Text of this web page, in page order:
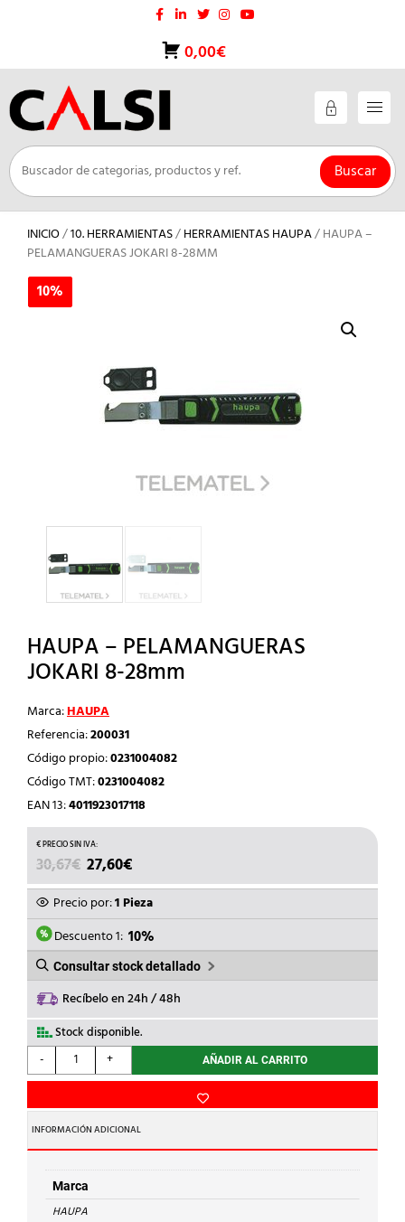
0,00€
Buscar
INICIO/10. HERRAMIENTAS/HERRAMIENTAS HAUPA/ HAUPA –
PELAMANGUERAS JOKARI 8-28MM
10%
HAUPA – PELAMANGUERAS
JOKARI 8-28mm
Marca:HAUPA
Referencia:200031
Código propio:0231004082
Código TMT:0231004082
EAN 13:4011923017118
30,67€ EL
PRECIO
ORIGINAL
ERA:
30,67€.
27,60€
PRECIO
ACTUAL
ES:
27,60€.
Precio por:1 Pieza
Descuento 1: 10%
Consultar stock detallado
Recíbelo en 24h / 48h
Stock disponible.
-
HAUPA
-
JOKARI
8-
28mm
cantidad
+ AÑADIR AL CARRITO
INFORMACIÓN ADICIONAL
Marca
HAUPA
10%